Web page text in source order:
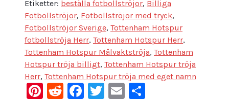
Etiketter: beställa fotbollströjor, Billiga
Fotbollströjor, Fotbollströjor med tryck,
Fotbollströjor Sverige, Tottenham Hotspur
fotbollströja Herr, Tottenham Hotspur Herr,
Tottenham Hotspur Målvaktströja, Tottenham
Hotspur tröja billigt, Tottenham Hotspur tröja
Herr, Tottenham Hotspur tröja med eget namn
Pinterest
Reddit
Facebook
Twitter
Email